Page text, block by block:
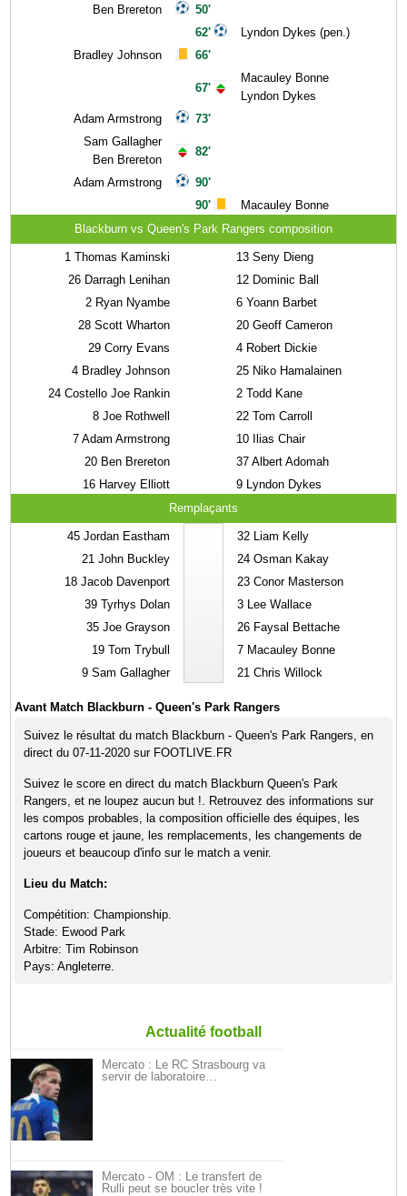
Ben Brereton
Bradley Johnson
Adam Armstrong
Sam Gallagher
Ben Brereton
Adam Armstrong
50'
62'
66'
67'
73'
82'
90'
90'
Lyndon Dykes (pen.)
Macauley Bonne
Lyndon Dykes
Macauley Bonne
Blackburn vs Queen's Park Rangers composition
1 Thomas Kaminski
26 Darragh Lenihan
2 Ryan Nyambe
28 Scott Wharton
29 Corry Evans
4 Bradley Johnson
24 Costello Joe Rankin
8 Joe Rothwell
7 Adam Armstrong
20 Ben Brereton
16 Harvey Elliott
13 Seny Dieng
12 Dominic Ball
6 Yoann Barbet
20 Geoff Cameron
4 Robert Dickie
25 Niko Hamalainen
2 Todd Kane
22 Tom Carroll
10 Ilias Chair
37 Albert Adomah
9 Lyndon Dykes
Remplaçants
45 Jordan Eastham
21 John Buckley
18 Jacob Davenport
39 Tyrhys Dolan
35 Joe Grayson
19 Tom Trybull
9 Sam Gallagher
32 Liam Kelly
24 Osman Kakay
23 Conor Masterson
3 Lee Wallace
26 Faysal Bettache
7 Macauley Bonne
21 Chris Willock
Avant Match Blackburn - Queen's Park Rangers
Suivez le résultat du match Blackburn - Queen's Park Rangers, en
direct du 07-11-2020 sur FOOTLIVE.FR
Suivez le score en direct du match Blackburn Queen's Park
Rangers, et ne loupez aucun but !. Retrouvez des informations sur
les compos probables, la composition officielle des équipes, les
cartons rouge et jaune, les remplacements, les changements de
joueurs et beaucoup d'info sur le match a venir.
Lieu du Match:
Compétition: Championship.
Stade: Ewood Park
Arbitre: Tim Robinson
Pays: Angleterre.
Actualité football
Mercato : Le RC Strasbourg va
servir de laboratoire…
Mercato - OM : Le transfert de
Rulli peut se boucler très vite !